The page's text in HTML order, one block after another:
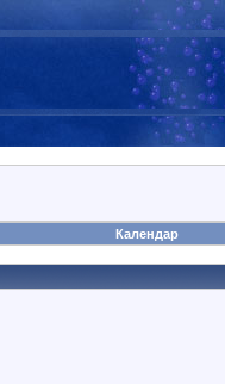
Календар